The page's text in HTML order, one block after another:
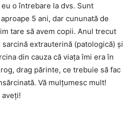
o întrebare la dvs. Sunt
5 ani, dar cununată de
tare să avem copii. Anul trecut
extrauterină (patologică) şi
din cauza că viaţa îmi era în
drag părinte, ce trebuie să fac
Vă mulţumesc mult!